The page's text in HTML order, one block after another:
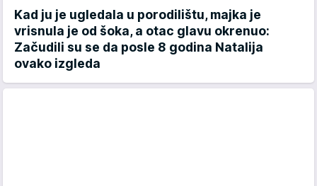
Kad ju je ugledala u porodilištu, majka je
vrisnula je od šoka, a otac glavu okrenuo:
Začudili su se da posle 8 godina Natalija
ovako izgleda